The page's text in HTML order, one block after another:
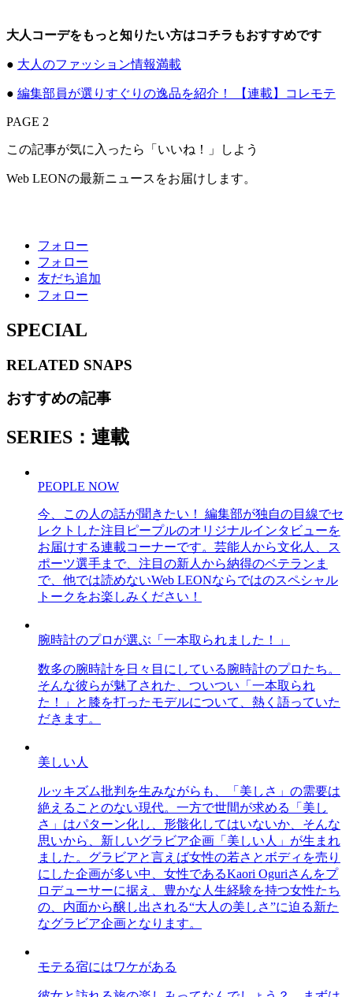
大人コーデをもっと知りたい方はコチラもおすすめです
● 大人のファッション情報満載
● 編集部員が選りすぐりの逸品を紹介！ 【連載】コレモテ
PAGE 2
この記事が気に入ったら「いいね！」しよう
Web LEONの最新ニュースをお届けします。
フォロー
フォロー
友だち追加
フォロー
SPECIAL
RELATED SNAPS
おすすめの記事
SERIES：連載
PEOPLE NOW
今、この人の話が聞きたい！ 編集部が独自の目線でセ
レクトした注目ピープルのオリジナルインタビューを
お届けする連載コーナーです。芸能人から文化人、ス
ポーツ選手まで、注目の新人から納得のベテランま
で、他では読めないWeb LEONならではのスペシャル
トークをお楽しみください！
腕時計のプロが選ぶ「一本取られました！」
数多の腕時計を日々目にしている腕時計のプロたち。
そんな彼らが魅了された、ついつい「一本取られ
た！」と膝を打ったモデルについて、熱く語っていた
だきます。
美しい人
ルッキズム批判を生みながらも、「美しさ」の需要は
絶えることのない現代。一方で世間が求める「美し
さ」はパターン化し、形骸化してはいないか、そんな
思いから、新しいグラビア企画「美しい人」が生まれ
ました。グラビアと言えば女性の若さとボディを売り
にした企画が多い中、女性であるKaori Oguriさんをプ
ロデューサーに据え、豊かな人生経験を持つ女性たち
の、内面から醸し出される“大人の美しさ”に迫る新た
なグラビア企画となります。
モテる宿にはワケがある